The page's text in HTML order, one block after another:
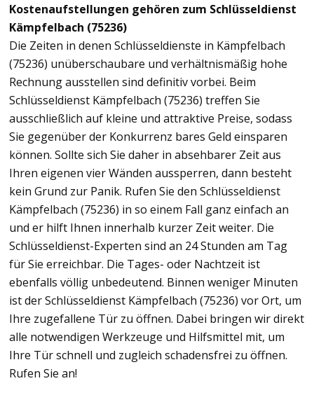
Kostenaufstellungen gehören zum Schlüsseldienst
Kämpfelbach (75236)
Die Zeiten in denen Schlüsseldienste in Kämpfelbach
(75236) unüberschaubare und verhältnismäßig hohe
Rechnung ausstellen sind definitiv vorbei. Beim
Schlüsseldienst Kämpfelbach (75236) treffen Sie
ausschließlich auf kleine und attraktive Preise, sodass
Sie gegenüber der Konkurrenz bares Geld einsparen
können. Sollte sich Sie daher in absehbarer Zeit aus
Ihren eigenen vier Wänden aussperren, dann besteht
kein Grund zur Panik. Rufen Sie den Schlüsseldienst
Kämpfelbach (75236) in so einem Fall ganz einfach an
und er hilft Ihnen innerhalb kurzer Zeit weiter. Die
Schlüsseldienst-Experten sind an 24 Stunden am Tag
für Sie erreichbar. Die Tages- oder Nachtzeit ist
ebenfalls völlig unbedeutend. Binnen weniger Minuten
ist der Schlüsseldienst Kämpfelbach (75236) vor Ort, um
Ihre zugefallene Tür zu öffnen. Dabei bringen wir direkt
alle notwendigen Werkzeuge und Hilfsmittel mit, um
Ihre Tür schnell und zugleich schadensfrei zu öffnen.
Rufen Sie an!